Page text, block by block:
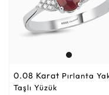
0.08 Karat
Taşlı Yüzük